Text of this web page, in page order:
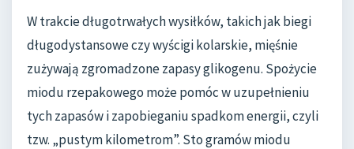
W trakcie długotrwałych wysiłków, takich jak biegi
długodystansowe czy wyścigi kolarskie, mięśnie
zużywają zgromadzone zapasy glikogenu. Spożycie
miodu rzepakowego może pomóc w uzupełnieniu
tych zapasów i zapobieganiu spadkom energii, czyli
tzw. „pustym kilometrom”. Sto gramów miodu